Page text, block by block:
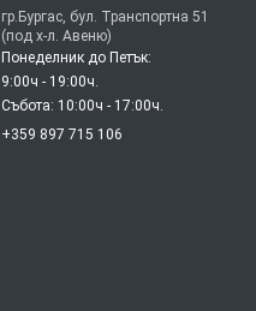
гр.Бургас, бул. Транспортна 51
(под х-л. Авеню)
Понеделник до Петък:
9:00ч - 19:00ч.
Събота: 10:00ч - 17:00ч.
+359 897 715 106